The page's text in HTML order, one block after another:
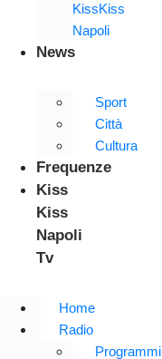
KissKiss
Napoli
News
Sport
Città
Cultura
Frequenze
Kiss
Kiss
Napoli
Tv
Home
Radio
Programmi